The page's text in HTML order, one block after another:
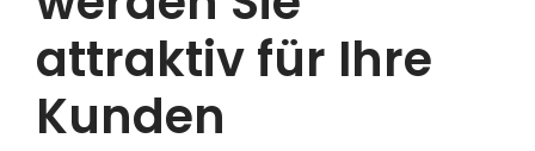
attraktiv für Ihre
Kunden